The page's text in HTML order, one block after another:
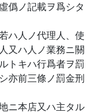
僞ノ記載ヲ爲シタ
ハ人ノ代理人、使
又ハ人ノ業務ニ關
トキハ行爲者ヲ罰
亦前三條ノ罰金刑
ニ本店又ハ主タル